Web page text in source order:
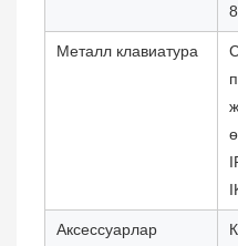
Металл клавиатура
Аксессуарлар